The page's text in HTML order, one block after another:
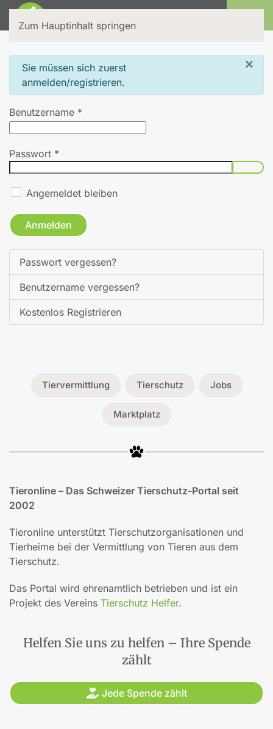
Zum Hauptinhalt springen
×
info
Sie müssen sich zuerst
anmelden/registrieren.
Benutzername *
Passwort *
Angemeldet bleiben
Anmelden
Passwort vergessen?
Benutzername vergessen?
Kostenlos Registrieren
Tiervermittlung Tierschutz Jobs
Marktplatz
Tieronline – Das Schweizer Tierschutz-Portal seit
2002
Tieronline unterstützt Tierschutzorganisationen und
Tierheime bei der Vermittlung von Tieren aus dem
Tierschutz.
Das Portal wird ehrenamtlich betrieben und ist ein
Projekt des Vereins Tierschutz Helfer.
Helfen Sie uns zu helfen – Ihre Spende
zählt
Jede Spende zählt